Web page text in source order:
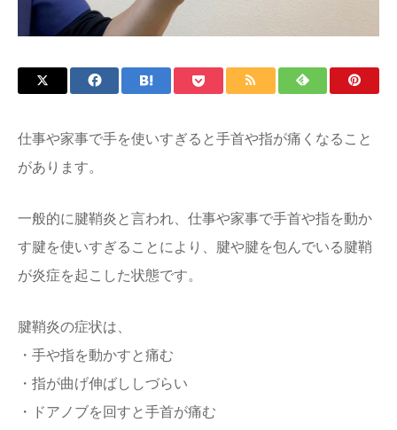
仕事や家事で手を使いすぎると手首や指が痛くなること
があります。
一般的に腱鞘炎と言われ、仕事や家事で手首や指を動か
す腱を使いすぎることにより、腱や腱を包んでいる腱鞘
が炎症を起こした状態です。
腱鞘炎の症状は、
・手や指を動かすと痛む
・指が曲げ伸ばししづらい
・ドアノブを回すと手首が痛む